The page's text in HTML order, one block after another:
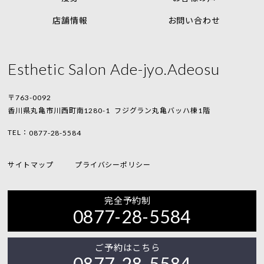
店舗情報 お問い合わせ
Esthetic Salon Ade-jyo.Adeosu
〒763-0092
香川県丸亀市川西町南1280-1 フジグラン丸亀バッハ棟1階
TEL：0877-28-5584
サイトマップ プライバシーポリシー
完全予約制
0877-28-5584
ご予約はこちら